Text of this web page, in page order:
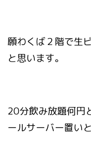
願わくば２階で生
と思います。
20分飲み放題何円
ールサーバー置い